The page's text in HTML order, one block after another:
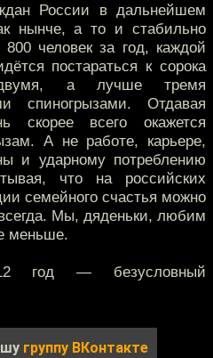
России в дальнейшем
нынче, а то и стабильно
человек за год, каждой
постараться к сорока
двумя, а лучше тремя
спиногрызами. Отдавая
скорее всего окажется
А не работе, карьере,
и ударному потреблению
что на российских
семейного счастья можно
Мы, дяденьки, любим
меньше.
год — безусловный
группу ВКонтакте